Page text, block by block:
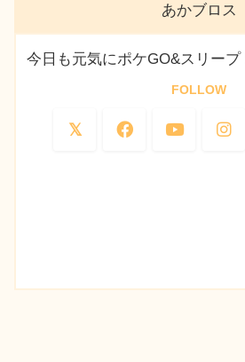
あかブロス
今日も元気にポケGO&スリープ
FOLLOW